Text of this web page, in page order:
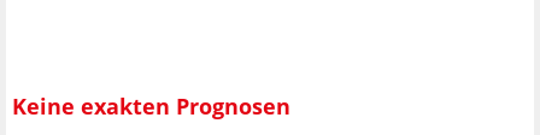
Keine exakten Prognosen